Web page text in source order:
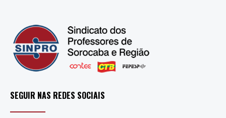
SEGUIR NAS REDES SOCIAIS